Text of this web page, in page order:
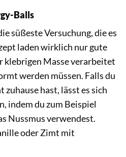
Balls
süßeste Versuchung, die es
laden wirklich nur gute
klebrigen Masse verarbeitet
werden müssen. Falls du
hast, lässt es sich
indem du zum Beispiel
Nussmus verwendest.
oder Zimt mit